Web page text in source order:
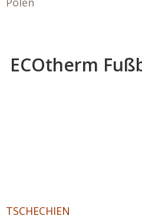
ECOtherm
TSCHECHIEN